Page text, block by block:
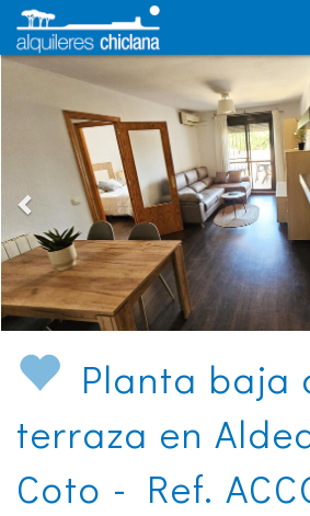
Planta baja
terraza en
Coto - Ref.